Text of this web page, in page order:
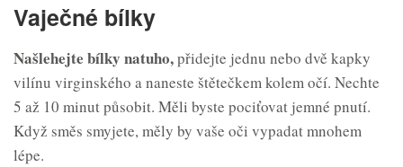
Vaječné bílky
Našlehejte bílky natuho,přidejte jednu nebo dvě kapky
vilínu virginského a naneste štětečkem kolem očí. Nechte
5 až 10 minut působit. Měli byste pociťovat jemné pnutí.
Když směs smyjete, měly by vaše oči vypadat mnohem
lépe.